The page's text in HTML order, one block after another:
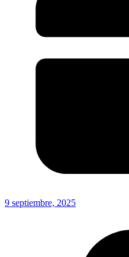
9 septiembre, 2025